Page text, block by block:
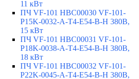
11 кВт
ПЧ VF-101 HBC00030 VF-101-
P15K-0032-A-T4-E54-B-H 380В,
15 кВт
ПЧ VF-101 HBC00031 VF-101-
P18K-0038-A-T4-E54-B-H 380В,
18 кВт
ПЧ VF-101 HBC00032 VF-101-
P22K-0045-A-T4-E54-B-H 380В,